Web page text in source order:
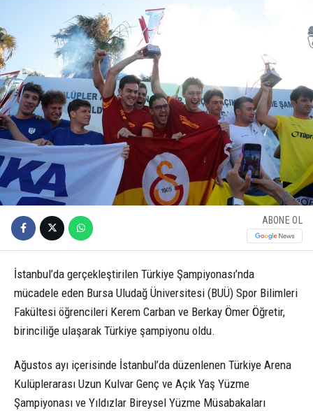
ABONE OL
İstanbul’da gerçekleştirilen Türkiye Şampiyonası’nda
mücadele eden Bursa Uludağ Üniversitesi (BUÜ) Spor Bilimleri
Fakültesi öğrencileri Kerem Carban ve Berkay Ömer Öğretir,
birinciliğe ulaşarak Türkiye şampiyonu oldu.
Ağustos ayı içerisinde İstanbul’da düzenlenen Türkiye Arena
Kulüplerarası Uzun Kulvar Genç ve Açık Yaş Yüzme
Şampiyonası ve Yıldızlar Bireysel Yüzme Müsabakaları